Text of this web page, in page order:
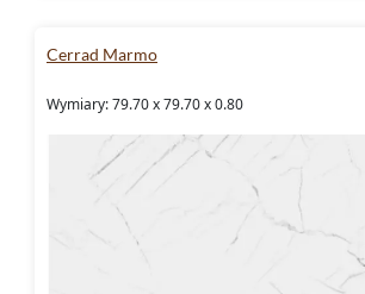
Cerrad Marmo
Wymiary: 79.70 x 79.70 x 0.80